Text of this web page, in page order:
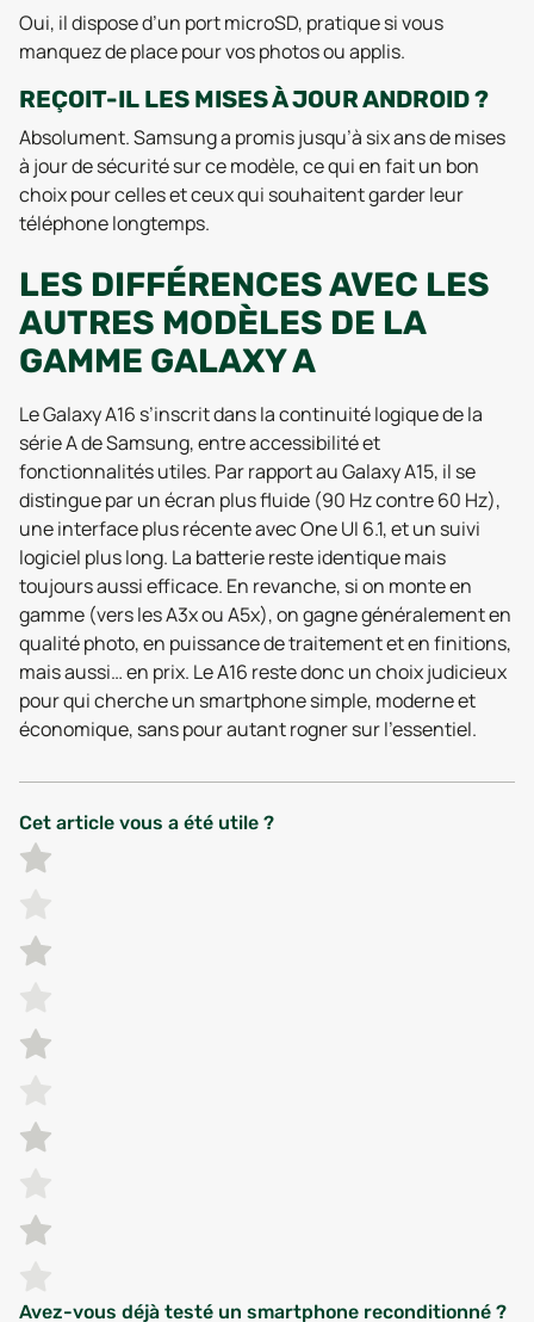
Oui, il dispose d’un port microSD, pratique si vous
manquez de place pour vos photos ou applis.
REÇOIT-IL LES MISES À JOUR ANDROID ?
Absolument. Samsung a promis jusqu’à six ans de mises
à jour de sécurité sur ce modèle, ce qui en fait un bon
choix pour celles et ceux qui souhaitent garder leur
téléphone longtemps.
LES DIFFÉRENCES AVEC LES
AUTRES MODÈLES DE LA
GAMME GALAXY A
Le Galaxy A16 s’inscrit dans la continuité logique de la
série A de Samsung, entre accessibilité et
fonctionnalités utiles. Par rapport au Galaxy A15, il se
distingue par un écran plus fluide (90 Hz contre 60 Hz),
une interface plus récente avec One UI 6.1, et un suivi
logiciel plus long. La batterie reste identique mais
toujours aussi efficace. En revanche, si on monte en
gamme (vers les A3x ou A5x), on gagne généralement en
qualité photo, en puissance de traitement et en finitions,
mais aussi… en prix. Le A16 reste donc un choix judicieux
pour qui cherche un smartphone simple, moderne et
économique, sans pour autant rogner sur l’essentiel.
Cet article vous a été utile ?
Avez-vous déjà testé un smartphone reconditionné ?